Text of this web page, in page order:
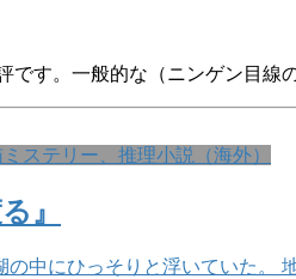
です。一般的な（ニンゲン目線
ステリー、推理小説（海外）
』
中にひっそりと浮いていた